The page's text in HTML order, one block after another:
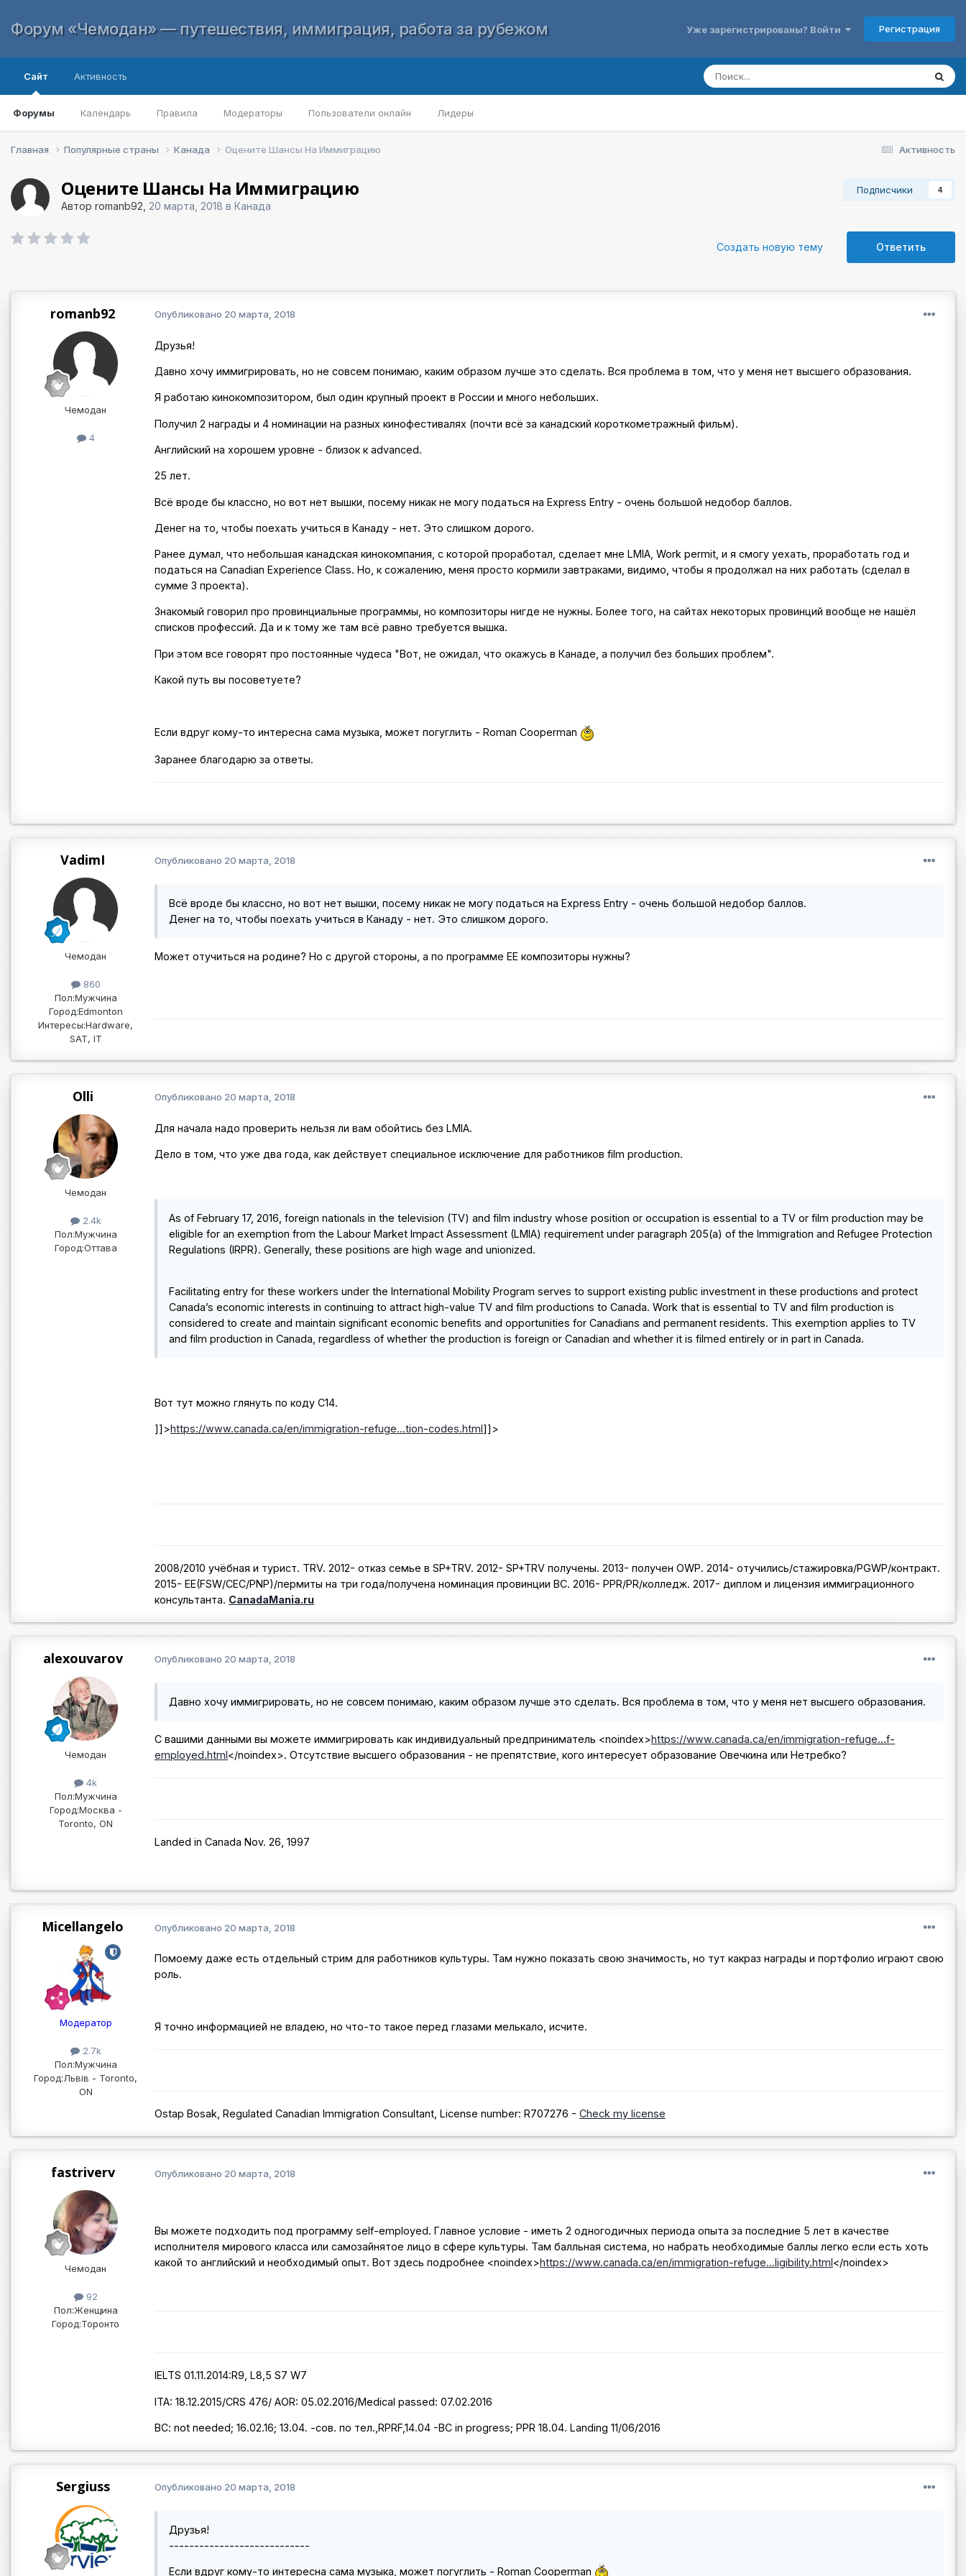
Форум «Чемодан» — путешествия, иммиграция, работа за рубежом Уже зарегистрированы? Войти Регистрация
Сайт
Форумы Календарь Правила Модераторы Пользователи онлайн Лидеры
Активность
Активность
Главная Популярные страны Канада Оцените Шансы На Иммиграцию
Подписчики 4
Оцените Шансы На Иммиграцию
Автор romanb92 20 марта, 2018 в Канада
Ответить
Создать новую тему
romanb92
Чемодан
4
Опубликовано 20 марта, 2018
Друзья!
Давно хочу иммигрировать, но не совсем понимаю, каким образом лучше это сделать. Вся проблема в том, что у меня нет высшего образования.
Я работаю кинокомпозитором, был один крупный проект в России и много небольших.
Получил 2 награды и 4 номинации на разных кинофестивалях (почти всё за канадский короткометражный фильм).
Английский на хорошем уровне - близок к advanced.
25 лет.
Всё вроде бы классно, но вот нет вышки, посему никак не могу податься на Express Entry - очень большой недобор баллов.
Денег на то, чтобы поехать учиться в Канаду - нет. Это слишком дорого.
Ранее думал, что небольшая канадская кинокомпания, с которой проработал, сделает мне LMIA, Work permit, и я смогу уехать, проработать год и
податься на Canadian Experience Class. Но, к сожалению, меня просто кормили завтраками, видимо, чтобы я продолжал на них работать (сделал в
сумме 3 проекта).
Знакомый говорил про провинциальные программы, но композиторы нигде не нужны. Более того, на сайтах некоторых провинций вообще не нашёл
списков профессий. Да и к тому же там всё равно требуется вышка.
При этом все говорят про постоянные чудеса "Вот, не ожидал, что окажусь в Канаде, а получил без больших проблем".
Какой путь вы посоветуете?
Если вдруг кому-то интересна сама музыка, может погуглить - Roman Cooperman
Заранее благодарю за ответы.
VadimI
Чемодан
860
Пол:Мужчина
Город:Edmonton
Интересы:Hardware,
SAT, IT
Опубликовано 20 марта, 2018
Всё вроде бы классно, но вот нет вышки, посему никак не могу податься на Express Entry - очень большой недобор баллов.
Денег на то, чтобы поехать учиться в Канаду - нет. Это слишком дорого.
Может отучиться на родине? Но с другой стороны, а по программе ЕЕ композиторы нужны?
Olli
Чемодан
2.4k
Пол:Мужчина
Город:Оттава
Опубликовано 20 марта, 2018
Для начала надо проверить нельзя ли вам обойтись без LMIA.
Дело в том, что уже два года, как действует специальное исключение для работников film production.
As of February 17, 2016, foreign nationals in the television (TV) and film industry whose position or occupation is essential to a TV or film production may be
eligible for an exemption from the Labour Market Impact Assessment (LMIA) requirement under paragraph 205(a) of the Immigration and Refugee Protection
Regulations (IRPR). Generally, these positions are high wage and unionized.
Facilitating entry for these workers under the International Mobility Program serves to support existing public investment in these productions and protect
Canada’s economic interests in continuing to attract high-value TV and film productions to Canada. Work that is essential to TV and film production is
considered to create and maintain significant economic benefits and opportunities for Canadians and permanent residents. This exemption applies to TV
and film production in Canada, regardless of whether the production is foreign or Canadian and whether it is filmed entirely or in part in Canada.
Вот тут можно глянуть по коду C14.
]]>https://www.canada.ca/en/immigration-refuge...tion-codes.html]]>
2008/2010 учёбная и турист. TRV. 2012- отказ семье в SP+TRV. 2012- SP+TRV получены. 2013- получен OWP. 2014- отучились/стажировка/PGWP/контракт.
2015- EE(FSW/CEC/PNP)/пермиты на три года/получена номинация провинции BC. 2016- PPR/PR/колледж. 2017- диплом и лицензия иммиграционного
консультанта. CanadaMania.ru
alexouvarov
Чемодан
4k
Пол:Мужчина
Город:Москва -
Toronto, ON
Опубликовано 20 марта, 2018
Давно хочу иммигрировать, но не совсем понимаю, каким образом лучше это сделать. Вся проблема в том, что у меня нет высшего образования.
С вашими данными вы можете иммигрировать как индивидуальный предприниматель <noindex>https://www.canada.ca/en/immigration-refuge...f-
employed.html</noindex>. Отсутствие высшего образования - не препятствие, кого интересует образование Овечкина или Нетребко?
Landed in Canada Nov. 26, 1997
Micellangelo
Модератор
2.7k
Пол:Мужчина
Город:Львів - Toronto,
ON
Опубликовано 20 марта, 2018
Помоему даже есть отдельный стрим для работников культуры. Там нужно показать свою значимость, но тут какраз награды и портфолио играют свою
роль.
Я точно информацией не владею, но что-то такое перед глазами мелькало, исчите.
Ostap Bosak, Regulated Canadian Immigration Consultant, License number: R707276 - Check my license
fastriverv
Чемодан
92
Пол:Женщина
Город:Торонто
Опубликовано 20 марта, 2018
Вы можете подходить под программу self-employed. Главное условие - иметь 2 одногодичных периода опыта за последние 5 лет в качестве
исполнителя мирового класса или самозайнятое лицо в сфере культуры. Там балльная система, но набрать необходимые баллы легко если есть хоть
какой то английский и необходимый опыт. Вот здесь подробнее <noindex>https://www.canada.ca/en/immigration-refuge...ligibility.html</noindex>
IELTS 01.11.2014:R9, L8,5 S7 W7
ITA: 18.12.2015/CRS 476/ AOR: 05.02.2016/Medical passed: 07.02.2016
BC: not needed; 16.02.16; 13.04. -сов. по тел.,RPRF,14.04 -BC in progress; PPR 18.04. Landing 11/06/2016
Sergiuss Опубликовано 20 марта, 2018
Друзья!
----------------------------
Если вдруг кому-то интересна сама музыка, может погуглить - Roman Cooperman